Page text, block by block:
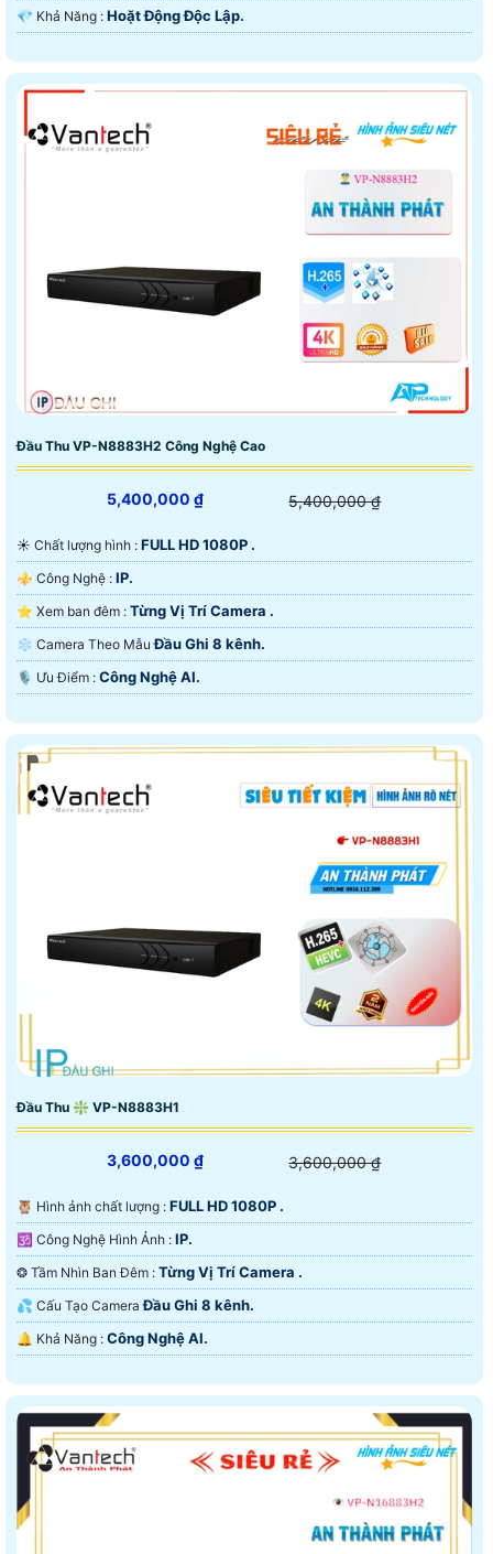
️💎 Khả Năng : Hoặt Động Độc Lập.
Đầu Thu VP-N8883H2 Công Nghệ Cao
5,400,000 ₫ 5,400,000 ₫
☀️ Chất lượng hình : FULL HD 1080P .
⚜️ Công Nghệ : IP.
⭐ Xem ban đêm : Từng Vị Trí Camera .
❄ Camera Theo MẫuĐầu Ghi 8 kênh.
️🎙 Ưu Điểm : Công Nghệ AI.
Đầu Thu ❇ VP-N8883H1
3,600,000 ₫ 3,600,000 ₫
🦉 Hình ảnh chất lượng : FULL HD 1080P .
🕉️ Công Nghệ Hình Ảnh : IP.
❂ Tầm Nhìn Ban Đêm : Từng Vị Trí Camera .
💦 Cấu Tạo CameraĐầu Ghi 8 kênh.
️🔔 Khả Năng : Công Nghệ AI.